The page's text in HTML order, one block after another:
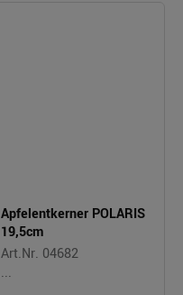
Apfelentkerner POLARIS
19,5cm
Art.Nr. 04682
...